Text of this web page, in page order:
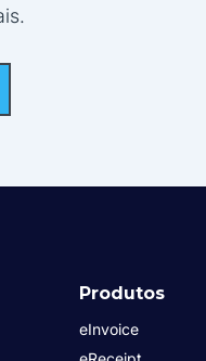
Produtos
eInvoice